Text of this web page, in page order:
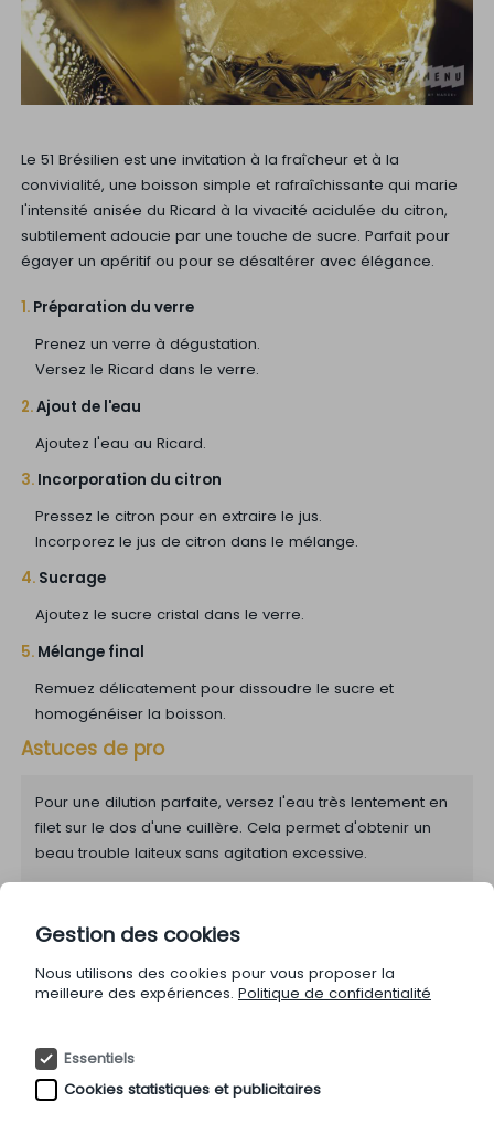
Le 51 Brésilien est une invitation à la fraîcheur et à la
convivialité, une boisson simple et rafraîchissante qui marie
l'intensité anisée du Ricard à la vivacité acidulée du citron,
subtilement adoucie par une touche de sucre. Parfait pour
égayer un apéritif ou pour se désaltérer avec élégance.
1.Préparation du verre
Prenez un verre à dégustation.
Versez le Ricard dans le verre.
2.Ajout de l'eau
Ajoutez l'eau au Ricard.
3.Incorporation du citron
Pressez le citron pour en extraire le jus.
Incorporez le jus de citron dans le mélange.
4.Sucrage
Ajoutez le sucre cristal dans le verre.
5.Mélange final
Remuez délicatement pour dissoudre le sucre et
homogénéiser la boisson.
Astuces de pro
Pour une dilution parfaite, versez l'eau très lentement en
filet sur le dos d'une cuillère. Cela permet d'obtenir un
beau trouble laiteux sans agitation excessive.
Utilisez un citron frais et de bonne qualité pour un arôme
plus prononcé et une légère amertume bienvenue.
légèrement la puissance aromatique.
Gestion des cookies
Nous utilisons des cookies pour vous proposer la
meilleure des expériences. Politique de confidentialité
Essentiels
Cookies statistiques et publicitaires